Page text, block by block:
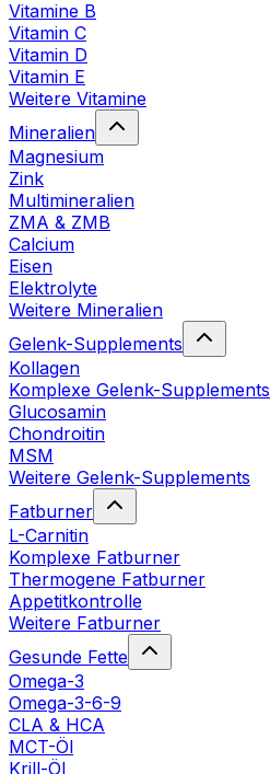
Vitamine B
Vitamin C
Vitamin D
Vitamin E
Weitere Vitamine
Mineralien
Magnesium
Zink
Multimineralien
ZMA & ZMB
Calcium
Eisen
Elektrolyte
Weitere Mineralien
Gelenk-Supplements
Kollagen
Komplexe Gelenk-Supplements
Glucosamin
Chondroitin
MSM
Weitere Gelenk-Supplements
Fatburner
L-Carnitin
Komplexe Fatburner
Thermogene Fatburner
Appetitkontrolle
Weitere Fatburner
Gesunde Fette
Omega-3
Omega-3-6-9
CLA & HCA
MCT-Öl
Krill-Öl